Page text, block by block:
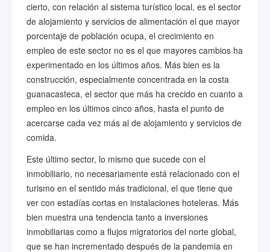
cierto, con relación al sistema turístico local, es el sector
de alojamiento y servicios de alimentación el que mayor
porcentaje de población ocupa, el crecimiento en
empleo de este sector no es el que mayores cambios ha
experimentado en los últimos años. Más bien es la
construcción, especialmente concentrada en la costa
guanacasteca, el sector que más ha crecido en cuanto a
empleo en los últimos cinco años, hasta el punto de
acercarse cada vez más al de alojamiento y servicios de
comida.
Este último sector, lo mismo que sucede con el
inmobiliario, no necesariamente está relacionado con el
turismo en el sentido más tradicional, el que tiene que
ver con estadías cortas en instalaciones hoteleras. Más
bien muestra una tendencia tanto a inversiones
inmobiliarias como a flujos migratorios del norte global,
que se han incrementado después de la pandemia en